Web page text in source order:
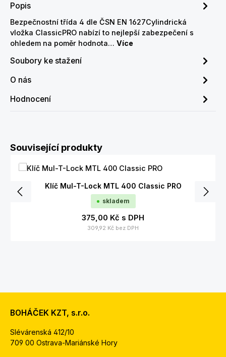
Popis
Bezpečnostní třída 4 dle ČSN EN 1627Cylindrická
vložka ClassicPRO nabízí to nejlepší zabezpečení s
ohledem na poměr hodnota… Více
Soubory ke stažení
O nás
Hodnocení
Přeskočit galerii produktů
Související produkty
Klíč Mul-T-Lock MTL 400 Classic PRO
skladem
375,00 Kč s DPH
309,92 Kč bez DPH
BOHÁČEK KZT, s.r.o.
Slévárenská 412/10
709 00 Ostrava-Mariánské Hory